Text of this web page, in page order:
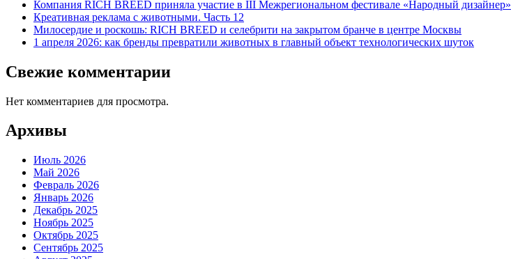
Компания RICH BREED приняла участие в III Межрегиональном фестивале «Народный дизайнер»
Креативная реклама с животными. Часть 12
Милосердие и роскошь: RICH BREED и селебрити на закрытом бранче в центре Москвы
1 апреля 2026: как бренды превратили животных в главный объект технологических шуток
Свежие комментарии
Нет комментариев для просмотра.
Архивы
Июль 2026
Май 2026
Февраль 2026
Январь 2026
Декабрь 2025
Ноябрь 2025
Октябрь 2025
Сентябрь 2025